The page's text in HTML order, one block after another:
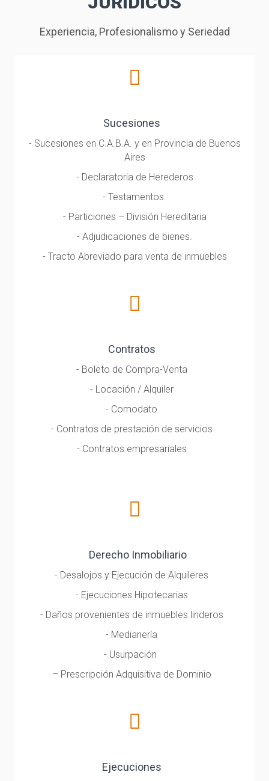
Experiencia, Profesionalismo y Seriedad
Sucesiones
- Sucesiones en C.A.B.A. y en Provincia de Buenos
Aires
- Declaratoria de Herederos
- Testamentos.
- Particiones – División Hereditaria
- Adjudicaciones de bienes.
- Tracto Abreviado para venta de inmuebles
Contratos
- Boleto de Compra-Venta
- Locación / Alquiler
- Comodato
- Contratos de prestación de servicios
- Contratos empresariales
Derecho Inmobiliario
- Desalojos y Ejecución de Alquileres
- Ejecuciones Hipotecarias
- Daños provenientes de inmuebles linderos
- Medianería
- Usurpación
– Prescripción Adquisitiva de Dominio
Ejecuciones